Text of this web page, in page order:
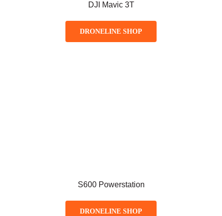
DJI Mavic 3T
DRONELINE SHOP
S600 Powerstation
DRONELINE SHOP